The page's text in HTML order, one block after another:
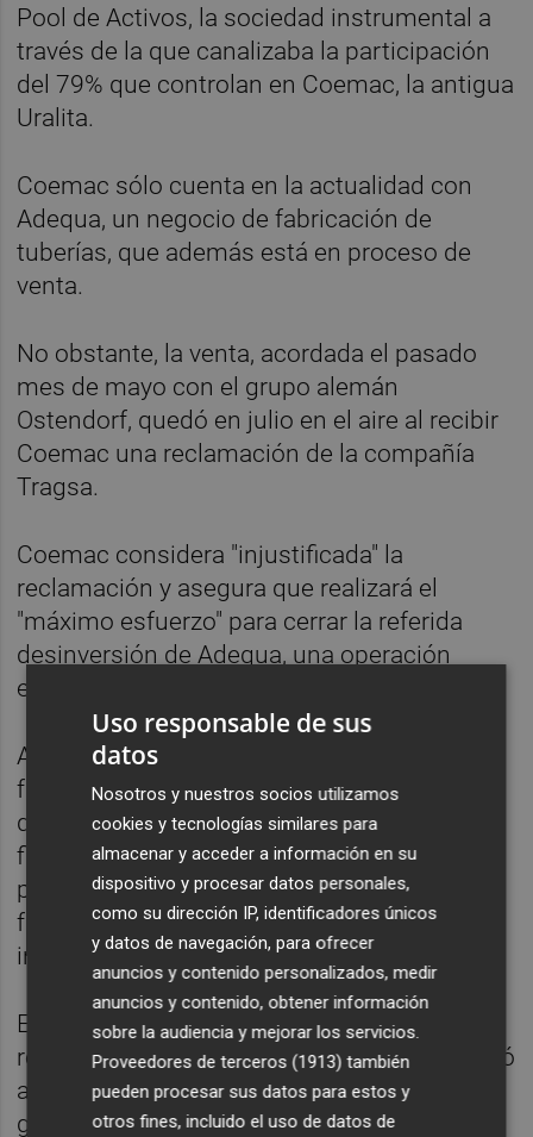
Pool de Activos, la sociedad instrumental a
través de la que canalizaba la participación
del 79% que controlan en Coemac, la antigua
Uralita.
Coemac sólo cuenta en la actualidad con
Adequa, un negocio de fabricación de
tuberías, que además está en proceso de
venta.
No obstante, la venta, acordada el pasado
mes de mayo con el grupo alemán
Ostendorf, quedó en julio en el aire al recibir
Coemac una reclamación de la compañía
Tragsa.
Coemac considera "injustificada" la
reclamación y asegura que realizará el
"máximo esfuerzo" para cerrar la referida
desinversión de Adequa, una operación
estimada en 11,1 millones de euros.
Adequa constituye el único negocio de
fabricación de materiales de construcción
que le queda a Coemac después de que a
finales de 2017 vendiera toda la
participación del 59,3% que tenía en el
fabricante de yesos Pladur al grupo
industrial belga Etex.
Esta operación se cerró en el marco de una
refinanciación, al igual que en 2015 le ocurrió
al negocio que entonces daba nombre al
grupo, el de uralita.
Uso responsable de sus
datos
Nosotros y nuestros socios utilizamos
cookies y tecnologías similares para
almacenar y acceder a información en su
dispositivo y procesar datos personales,
como su dirección IP, identificadores únicos
y datos de navegación, para ofrecer
anuncios y contenido personalizados, medir
anuncios y contenido, obtener información
sobre la audiencia y mejorar los servicios.
Proveedores de terceros (1913) también
pueden procesar sus datos para estos y
otros fines, incluido el uso de datos de